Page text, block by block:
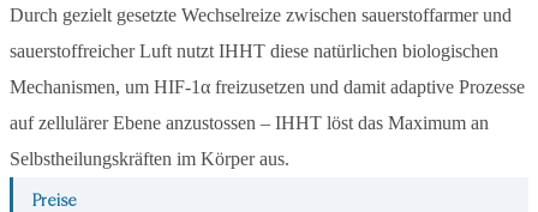
Durch gezielt gesetzte Wechselreize zwischen sauerstoffarmer und
sauerstoffreicher Luft nutzt IHHT diese natürlichen biologischen
Mechanismen, um HIF-1α freizusetzen und damit adaptive Prozesse
auf zellulärer Ebene anzustossen – IHHT löst das Maximum an
Selbstheilungskräften im Körper aus.
Preise